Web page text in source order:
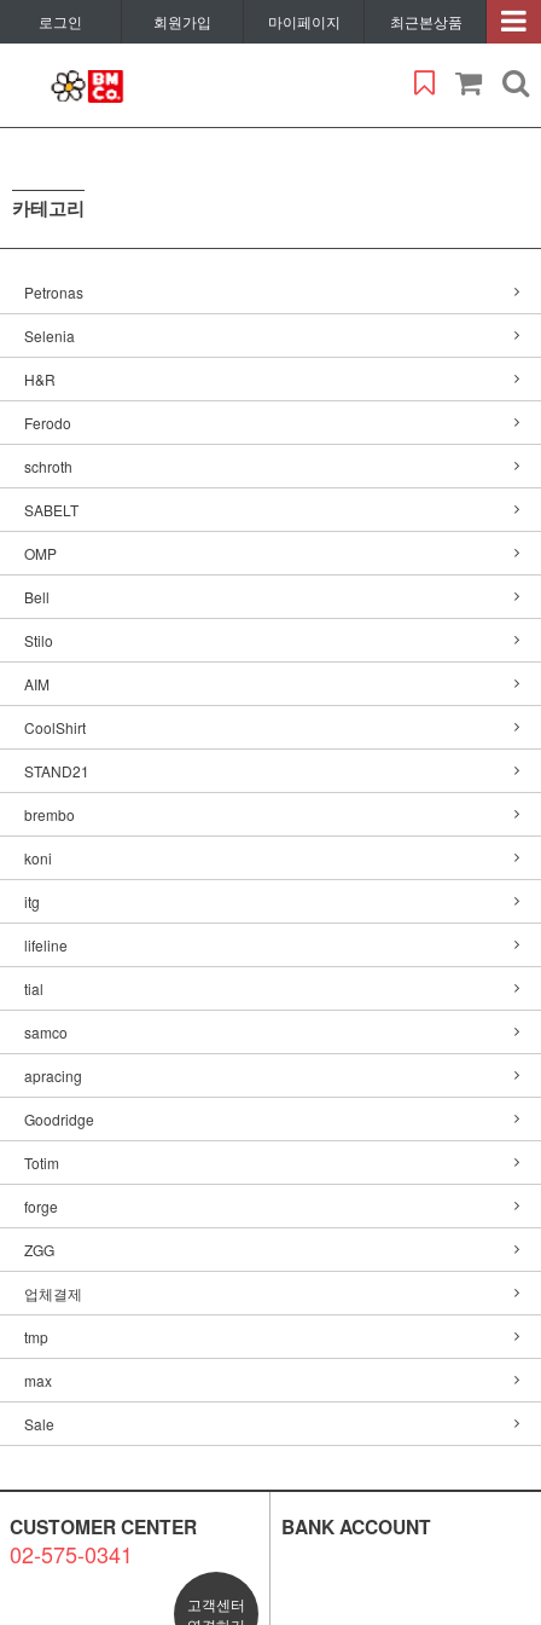
로그인 회원가입 마이페이지 최근본상품
카테고리
Petronas
Selenia
H&R
Ferodo
schroth
SABELT
OMP
Bell
Stilo
AIM
CoolShirt
STAND21
brembo
koni
itg
lifeline
tial
samco
apracing
Goodridge
Totim
forge
ZGG
업체결제
tmp
max
Sale
CUSTOMER CENTER
02-575-0341
고객센터
BANK ACCOUNT